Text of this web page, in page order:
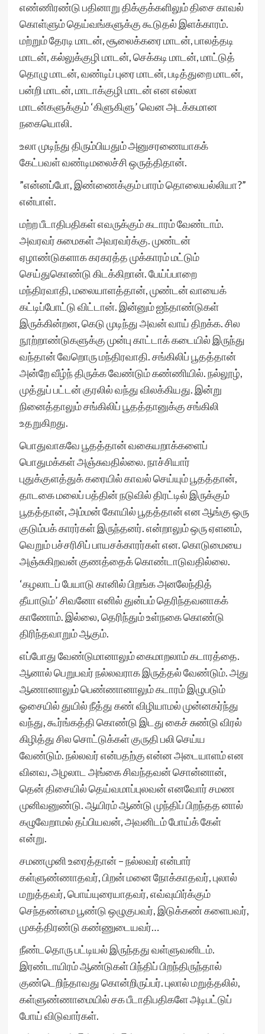
எண்ணிரண்டு பதினாறு திக்குக்களிலும் திசை காவல்
கொள்ளும் தெய்வங்களுக்கு கூடுதல் இளக்காரம்.
மற்றும் தேரடி மாடன், சூலைக்கரை மாடன், பாலத்தடி
மாடன், கல்லுக்குழி மாடன், செக்கடி மாடன், மாட்டுத்
தொழு மாடன், வண்டிப் புரை மாடன், படித்துறை மாடன்,
பன்றி மாடன், மாடாக்குழி மாடன் என எல்லா
மாடன்களுக்கும் ‘கிளுகிளு’ வென அடக்கமான
நகையொலி.
உலா முடிந்து திரும்பியதும் அனுசரணையாகக்
கேட்பவள் வண்டிமலைச்சி ஒருத்திதான்.
”என்னப்போ, இண்ணைக்கும் பாரம் தொலையல்லியா?”
என்பாள்.
மற்ற பீடாதிபதிகள் எவருக்கும் கடாரம் வேண்டாம்.
அவரவர் சுமைகள் அவரவர்க்கு. முண்டன்
ஏழாண்டுகளாக கரகரத்த முக்காரம் மட்டும்
செய்துகொண்டு கிடக்கிறான். பேய்ப்பாறை
மந்திரவாதி, மலையாளத்தான், முண்டன் வாயைக்
கட்டிப்போட்டு விட்டான். இன்னும் ஐந்தாண்டுகள்
இருக்கின்றன, கெடு முடிந்து அவன் வாய் திறக்க. சில
நூற்றாண்டுகளுக்கு முன்பு காட்டாக் கடையில் இருந்து
வந்தான் வேறொரு மந்திரவாதி. சங்கிலிப் பூதத்தான்
அன்றே வீழ்ந் திருக்க வேண்டும் கண்ணியில். நல்லூழ்,
முத்துப் பட்டன் குரலில் வந்து விலக்கியது. இன்று
நினைத்தாலும் சங்கிலிப் பூதத்தானுக்கு சங்கிலி
உதறுகிறது.
பொதுவாகவே பூதத்தான் வகையறாக்களைப்
பொதுமக்கள் அஞ்சுவதில்லை. நாச்சியார்
புதுக்குளத்துக் கரையில் காவல் செய்யும் பூதத்தான்,
தாடகை மலைப் பத்தின் நடுவில் திரட்டில் இருக்கும்
பூதத்தான், அம்மன் கோயில் பூதத்தான் என ஆங்கு ஒரு
குடும்பக் காரர்கள் இருந்தனர். என்றாலும் ஒரு ஏளனம்,
வெறும் பச்சரிசிப் பாயசக்காரர்கள் என. கொடுமையை
அஞ்சுகிறவன் குணத்தைக் கொண்டாடுவதில்லை.
‘கழலாடப் பேயாடு கானில் பிறங்க அனலேந்தித்
தீயாடும்’ சிவனோ எனில் துன்பம் தெரிந்தவனாகக்
காணோம். இல்லை, தெரிந்தும் உள்நகை கொண்டு
திரிந்தவாறும் ஆகும்.
எப்போது வேண்டுமானாலும் கைமாறலாம் கடாரத்தை.
ஆனால் பெறுபவர் நல்லவராக இருத்தல் வேண்டும். அது
ஆணானாலும் பெண்ணானாலும் கடாரம் இழுபடும்
ஓசையில் துயில் நீத்து கண் விழியாமல் முன்னகர்ந்து
வந்து, கூர்ங்கத்தி கொண்டு இடது கைச் சுண்டு விரல்
கிழித்து சில சொட்டுக்கள் குருதி பலி செய்ய
வேண்டும். நல்லவர் என்பதற்கு என்ன அடையாளம் என
வினவ, அழலாட அங்கை சிவந்தவன் சொன்னான்,
தென் திசையில் தெய்வமாப்புலவன் எனவோர் சமண
முனிவனுண்டு. ஆயிரம் ஆண்டு முந்திப் பிறந்தத னால்
கழுவேறாமல் தப்பியவன், அவனிடம் போய்க் கேள்
என்று.
சமணமுனி உரைத்தான் – நல்லவர் என்பார்
கள்ளுண்ணாதவர், பிறன் மனை நோக்காதவர், புலால்
மறுத்தவர், பொய்யுரையாதவர், எவ்வுயிர்க்கும்
செந்தண்மை பூண்டு ஒழுகுபவர், இடுக்கண் களைபவர்,
முகத்திரண்டு கண்ணுடையவர்…
நீண்டதொரு பட்டியல் இருந்தது வள்ளுவனிடம்.
இரண்டாயிரம் ஆண்டுகள் பிந்திப் பிறந்திருந்தால்
குண்டெறிந்தாவது கொன்றிருப்பர். புலால் மறுத்தலில்,
கள்ளுண்ணாமையில் சக பீடாதிபதிகளே அடிபட்டுப்
போய் விடுவார்கள்.